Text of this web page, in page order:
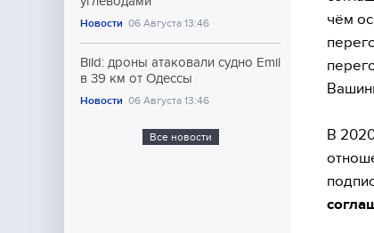
Новости 06 Августа 13:46
Bild: дроны атаковали судно Emil
в 39 км от Одессы
Новости 06 Августа 13:46
Все новости
чём
В